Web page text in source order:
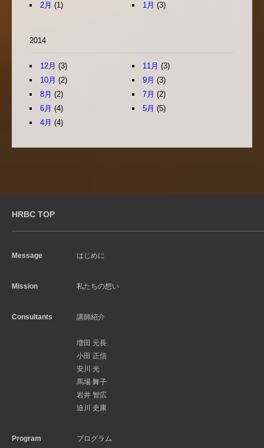
2月 (1) 1月 (3)
2014
12月 (3) 11月 (3)
10月 (2) 9月 (3)
8月 (2) 7月 (2)
6月 (4) 5月 (5)
4月 (4)
HRBC TOP
Message はじめに
Mission 私たちの想い
Consultants 講師紹介
増田 元長
小田 正信
安川 光
馬場 舞子
岩井 智広
迫川 史康
Program プログラム